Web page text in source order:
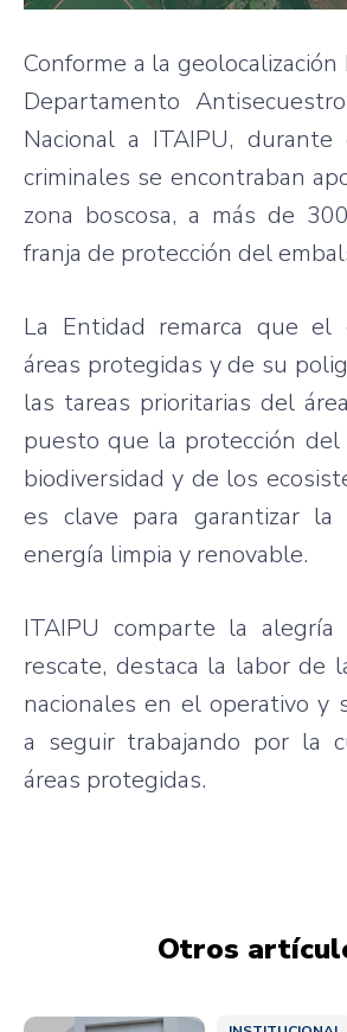
Conforme a la
Departamento
Nacional a ITAIPU,
criminales se encontraban
zona boscosa, a más de
franja de protección del
La Entidad remarca que
áreas protegidas y de su
las tareas prioritarias del
puesto que la protección del
biodiversidad y de los
es clave para garantizar la
energía limpia y renovable.
ITAIPU comparte la
rescate, destaca la labor de
nacionales en el operativo y
a seguir trabajando por la
áreas protegidas.
Otros